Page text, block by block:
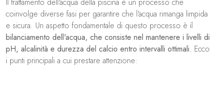
coinvolge diverse fasi per garantire che l'acqua rimanga limpida
e sicura. Un aspetto fondamentale di questo processo è il
bilanciamento dell'acqua, che consiste nel mantenere i livelli di
pH, alcalinità e durezza del calcio entro intervalli ottimali. Ecco
i punti principali a cui prestare attenzione: